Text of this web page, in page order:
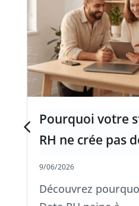
Pourquoi votre
RH ne crée pas
9/06/2026
Découvrez